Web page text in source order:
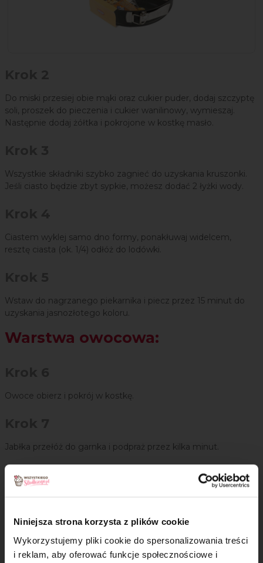
Niniejsza strona korzysta z plików cookie
Wykorzystujemy pliki cookie do spersonalizowania treści
i reklam, aby oferować funkcje społecznościowe i
Do miski przesiej obie mąki oraz cukier puder, dodaj szczyptę
soli, proszek do pieczenia i cukier wanilinowy, wymieszaj.
Następnie dodaj żółtka i pokrojone w kostkę masło.
Wszystkie składniki szybko zagnieć do uzyskania kruszonki.
Jeśli ciasto będzie zbyt sypkie, możesz dodać 2 łyżki wody.
Ciastem wyklej samo dno formy, ponakłuwaj widelcem,
resztę ciasta (ok. 1/4) odłóż do lodówki.
Wstaw do nagrzanego piekarnika i piecz przez 15 minut do
uzyskania jasnozłotego koloru.
Warstwa owocowa:
Owoce obierz i pokrój w kostkę.
Jabłka przełóż do garnka i podpraż przez kilka minut.
Krok 8
Do podprażonych jabłek dodaj cukier z cynamonem oraz
Krok 9